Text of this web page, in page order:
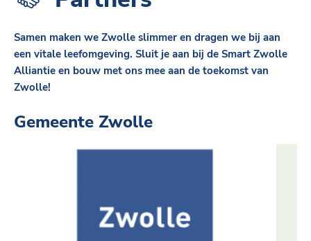
Samen maken we Zwolle slimmer en dragen we bij aan
een vitale leefomgeving. Sluit je aan bij de Smart Zwolle
Alliantie en bouw met ons mee aan de toekomst van
Zwolle!
Gemeente Zwolle